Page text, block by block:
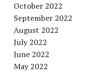
October 2022
September 2022
August 2022
July 2022
June 2022
May 2022